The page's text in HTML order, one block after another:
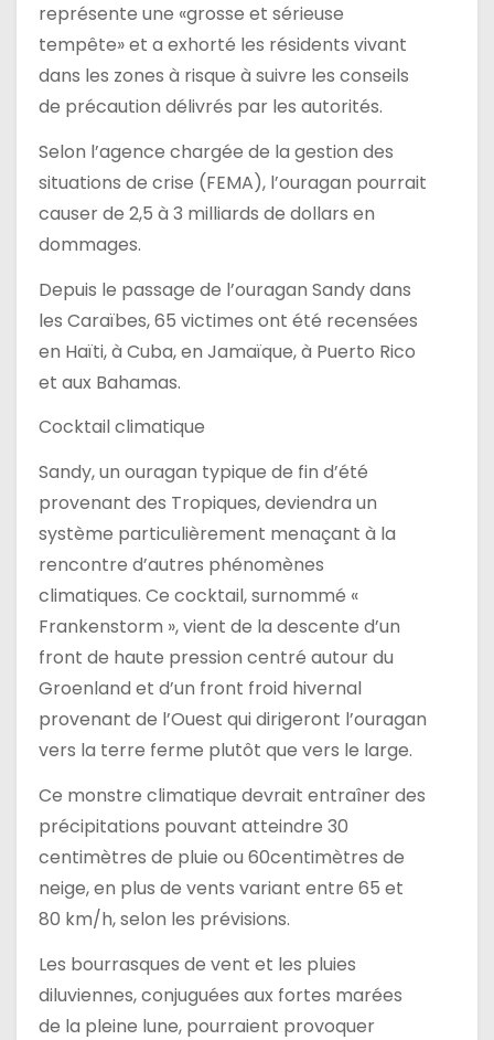
représente une «grosse et sérieuse
tempête» et a exhorté les résidents vivant
dans les zones à risque à suivre les conseils
de précaution délivrés par les autorités.
Selon l’agence chargée de la gestion des
situations de crise (FEMA), l’ouragan pourrait
causer de 2,5 à 3 milliards de dollars en
dommages.
Depuis le passage de l’ouragan Sandy dans
les Caraïbes, 65 victimes ont été recensées
en Haïti, à Cuba, en Jamaïque, à Puerto Rico
et aux Bahamas.
Cocktail climatique
Sandy, un ouragan typique de fin d’été
provenant des Tropiques, deviendra un
système particulièrement menaçant à la
rencontre d’autres phénomènes
climatiques. Ce cocktail, surnommé «
Frankenstorm », vient de la descente d’un
front de haute pression centré autour du
Groenland et d’un front froid hivernal
provenant de l’Ouest qui dirigeront l’ouragan
vers la terre ferme plutôt que vers le large.
Ce monstre climatique devrait entraîner des
précipitations pouvant atteindre 30
centimètres de pluie ou 60centimètres de
neige, en plus de vents variant entre 65 et
80 km/h, selon les prévisions.
Les bourrasques de vent et les pluies
diluviennes, conjuguées aux fortes marées
de la pleine lune, pourraient provoquer